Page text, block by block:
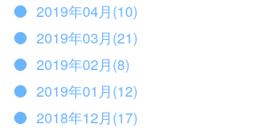
2019年04月(10)
2019年03月(21)
2019年02月(8)
2019年01月(12)
2018年12月(17)